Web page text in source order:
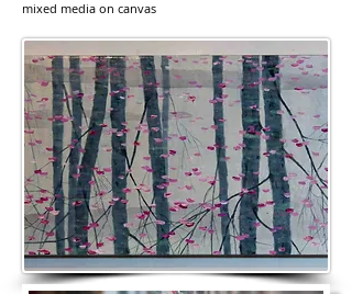
mixed media on canvas